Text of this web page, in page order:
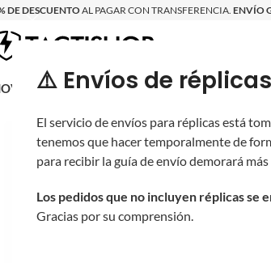
⚠️ Envíos de
El servicio de envíos para réplicas está
tenemos que hacer temporalmente de
para recibir la guía de envío demorará
Los pedidos que no incluyen réplicas se
Gracias por su comprensión.
DE DESCUENTOAL PAGAR CON TRANSFERENCIA. ENVÍO
RÉPLICASPARTES Y ACCESORIOS